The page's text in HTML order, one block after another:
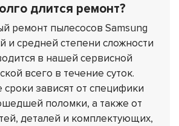
длится ремонт?
ремонт пылесосов Samsung
и средней степени сложности
в нашей сервисной
всего в течение суток.
сроки зависят от специфики
поломки, а также от
деталей и комплектующих,